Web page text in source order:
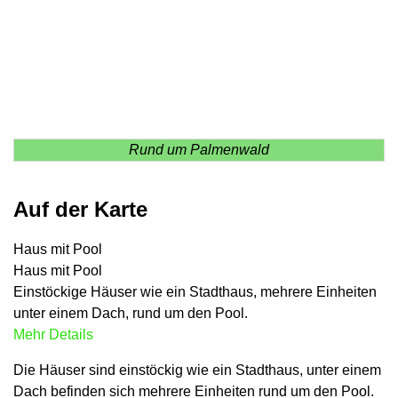
Rund um Palmenwald
Auf der Karte
Haus mit Pool
Haus mit Pool
Einstöckige Häuser wie ein Stadthaus, mehrere Einheiten
unter einem Dach, rund um den Pool.
Mehr Details
Die Häuser sind einstöckig wie ein Stadthaus, unter einem
Dach befinden sich mehrere Einheiten rund um den Pool.